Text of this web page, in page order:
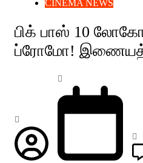
CINEMA NEWS
பிக் பாஸ் 10
ப்ரோமோ!